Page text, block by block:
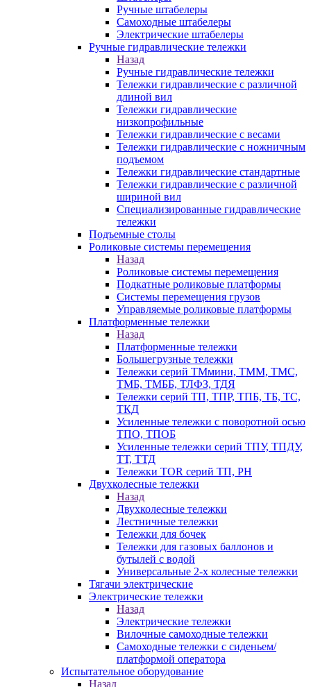
Ручные штабелеры
Самоходные штабелеры
Электрические штабелеры
Ручные гидравлические тележки
Назад
Ручные гидравлические тележки
Тележки гидравлические с различной
длиной вил
Тележки гидравлические
низкопрофильные
Тележки гидравлические с весами
Тележки гидравлические с ножничным
подъемом
Тележки гидравлические стандартные
Тележки гидравлические с различной
шириной вил
Специализированные гидравлические
тележки
Подъемные столы
Роликовые системы перемещения
Назад
Роликовые системы перемещения
Подкатные роликовые платформы
Системы перемещения грузов
Управляемые роликовые платформы
Платформенные тележки
Назад
Платформенные тележки
Большегрузные тележки
Тележки серий ТМмини, ТММ, ТМС,
ТМБ, ТМББ, ТЛФЗ, ТДЯ
Тележки серий ТП, ТПР, ТПБ, ТБ, ТС,
ТКД
Усиленные тележки с поворотной осью
ТПО, ТПОБ
Усиленные тележки серий ТПУ, ТПДУ,
ТТ, ТТД
Тележки TOR серий ТП, PH
Двухколесные тележки
Назад
Двухколесные тележки
Лестничные тележки
Тележки для бочек
Тележки для газовых баллонов и
бутылей с водой
Универсальные 2-х колесные тележки
Тягачи электрические
Электрические тележки
Назад
Электрические тележки
Вилочные самоходные тележки
Самоходные тележки с сиденьем/
платформой оператора
Испытательное оборудование
Назад